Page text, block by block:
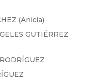
(Anicia)
GUTIÉRREZ